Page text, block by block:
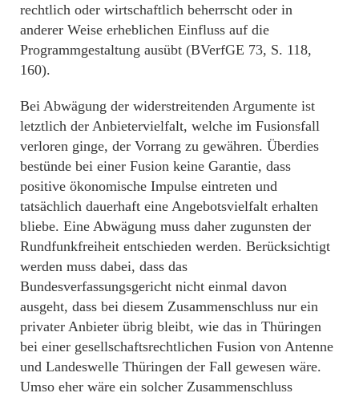
rechtlich oder wirtschaftlich beherrscht oder in
anderer Weise erheblichen Einfluss auf die
Programmgestaltung ausübt (BVerfGE 73, S. 118,
160).
Bei Abwägung der widerstreitenden Argumente ist
letztlich der Anbietervielfalt, welche im Fusionsfall
verloren ginge, der Vorrang zu gewähren. Überdies
bestünde bei einer Fusion keine Garantie, dass
positive ökonomische Impulse eintreten und
tatsächlich dauerhaft eine Angebotsvielfalt erhalten
bliebe. Eine Abwägung muss daher zugunsten der
Rundfunkfreiheit entschieden werden. Berücksichtigt
werden muss dabei, dass das
Bundesverfassungsgericht nicht einmal davon
ausgeht, dass bei diesem Zusammenschluss nur ein
privater Anbieter übrig bleibt, wie das in Thüringen
bei einer gesellschaftsrechtlichen Fusion von Antenne
und Landeswelle Thüringen der Fall gewesen wäre.
Umso eher wäre ein solcher Zusammenschluss